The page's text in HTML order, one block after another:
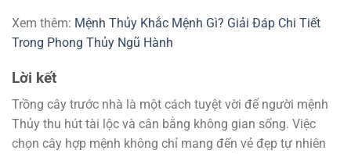
Xem thêm: Mệnh Thủy Khắc Mệnh Gì? Giải Đáp Chi Tiết
Trong Phong Thủy Ngũ Hành
Lời kết
Trồng cây trước nhà là một cách tuyệt vời để người mệnh
Thủy thu hút tài lộc và cân bằng không gian sống. Việc
chọn cây hợp mệnh không chỉ mang đến vẻ đẹp tự nhiên